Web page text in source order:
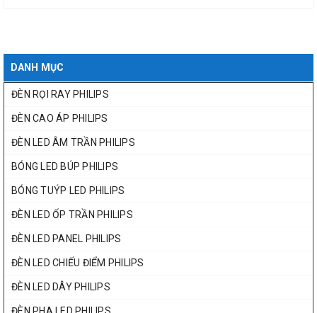
DANH MỤC
ĐÈN RỌI RAY PHILIPS
ĐÈN CAO ÁP PHILIPS
ĐÈN LED ÂM TRẦN PHILIPS
BÓNG LED BÚP PHILIPS
BÓNG TUÝP LED PHILIPS
ĐÈN LED ỐP TRẦN PHILIPS
ĐÈN LED PANEL PHILIPS
ĐÈN LED CHIẾU ĐIỂM PHILIPS
ĐÈN LED DÂY PHILIPS
ĐÈN PHA LED PHILIPS